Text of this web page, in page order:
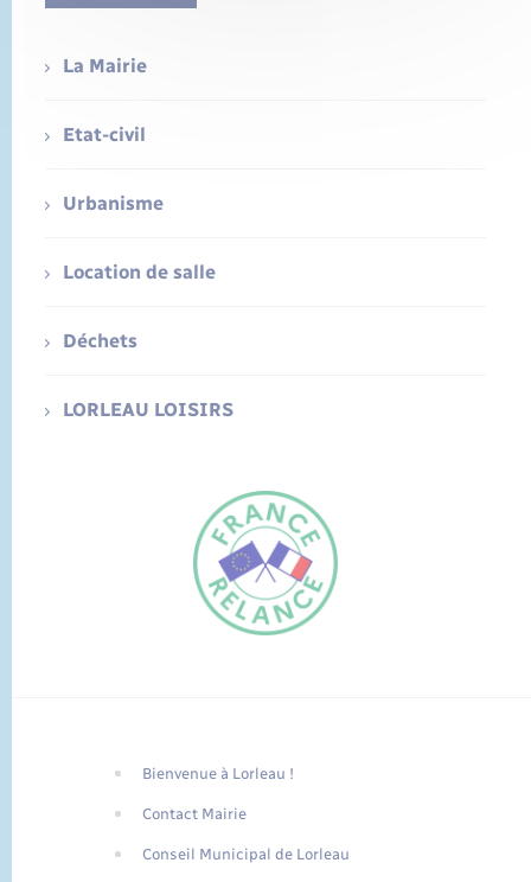
Traduction du
FR
La Mairie
Etat-civil
Urbanisme
Location de salle
Déchets
LORLEAU LOISIRS
Bienvenue à Lorleau !
Contact Mairie
Conseil Municipal de Lorleau